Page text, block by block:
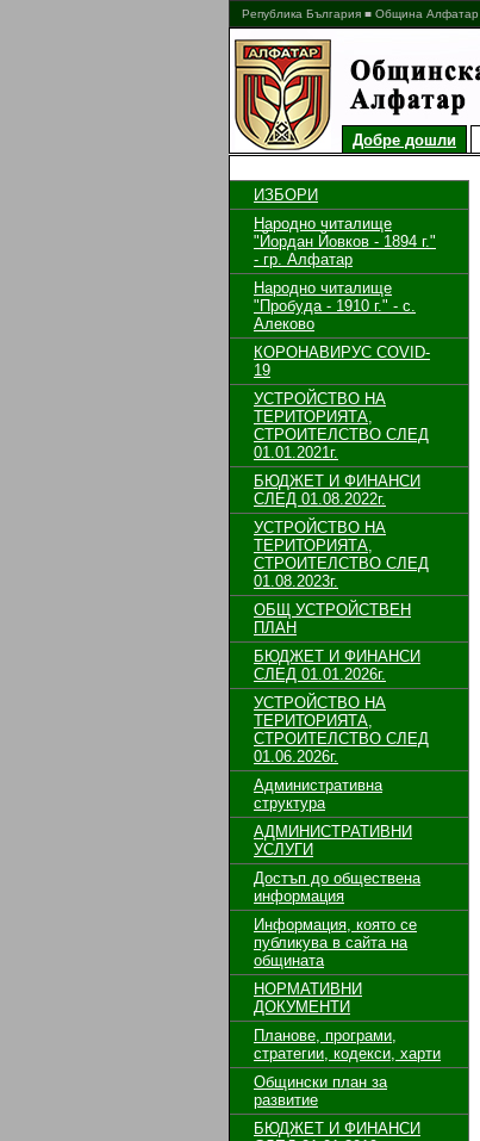
Република България ■ Община Алфатар
Добре дошли
ИЗБОРИ
Народно читалище
"Йордан Йовков - 1894 г."
- гр. Алфатар
Народно читалище
"Пробуда - 1910 г." - с.
Алеково
КОРОНАВИРУС COVID-
19
УСТРОЙСТВО НА
ТЕРИТОРИЯТА,
СТРОИТЕЛСТВО СЛЕД
01.01.2021г.
БЮДЖЕТ И ФИНАНСИ
СЛЕД 01.08.2022г.
УСТРОЙСТВО НА
ТЕРИТОРИЯТА,
СТРОИТЕЛСТВО СЛЕД
01.08.2023г.
ОБЩ УСТРОЙСТВЕН
ПЛАН
БЮДЖЕТ И ФИНАНСИ
СЛЕД 01.01.2026г.
УСТРОЙСТВО НА
ТЕРИТОРИЯТА,
СТРОИТЕЛСТВО СЛЕД
01.06.2026г.
Административна
структура
АДМИНИСТРАТИВНИ
УСЛУГИ
Достъп до обществена
информация
Информация, която се
публикува в сайта на
общината
НОРМАТИВНИ
ДОКУМЕНТИ
Планове, програми,
стратегии, кодекси, харти
Общински план за
развитие
БЮДЖЕТ И ФИНАНСИ